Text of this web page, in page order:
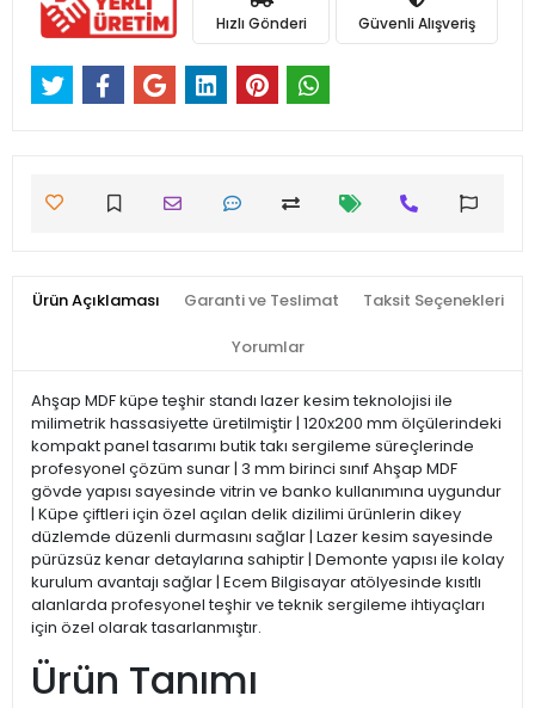
Hızlı Gönderi Güvenli Alışveriş
Ürün Açıklaması Garanti ve Teslimat Taksit Seçenekleri
Yorumlar
Ahşap MDF küpe teşhir standı lazer kesim teknolojisi ile
milimetrik hassasiyette üretilmiştir | 120x200 mm ölçülerindeki
kompakt panel tasarımı butik takı sergileme süreçlerinde
profesyonel çözüm sunar | 3 mm birinci sınıf Ahşap MDF
gövde yapısı sayesinde vitrin ve banko kullanımına uygundur
| Küpe çiftleri için özel açılan delik dizilimi ürünlerin dikey
düzlemde düzenli durmasını sağlar | Lazer kesim sayesinde
pürüzsüz kenar detaylarına sahiptir | Demonte yapısı ile kolay
kurulum avantajı sağlar | Ecem Bilgisayar atölyesinde kısıtlı
alanlarda profesyonel teşhir ve teknik sergileme ihtiyaçları
için özel olarak tasarlanmıştır.
Ürün Tanımı